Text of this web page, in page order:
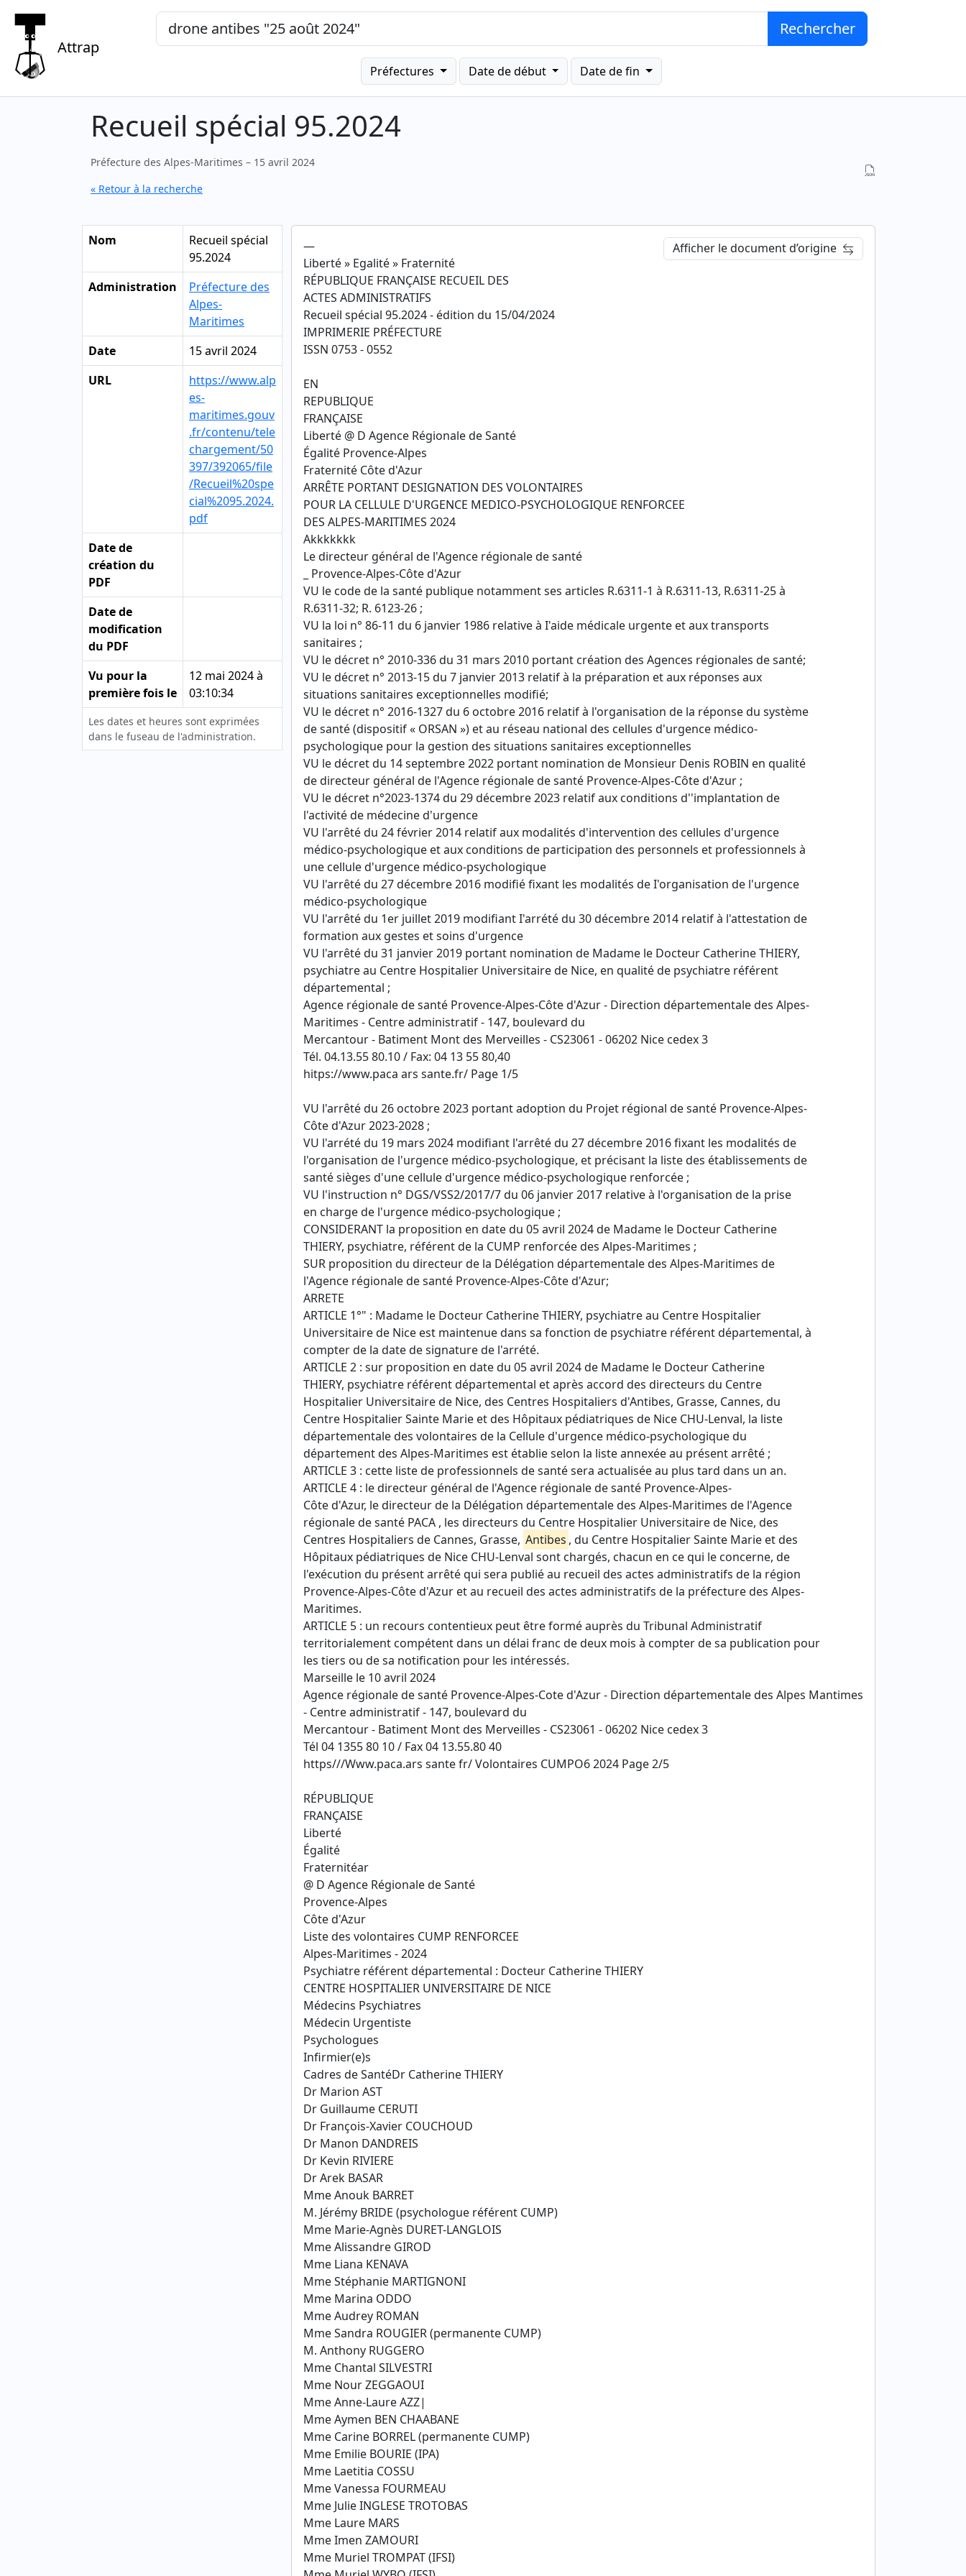
Attrap
Mots-clés, "expression exacte" Rechercher
Préfectures Date de début Date de fin
Recueil spécial 95.2024
Préfecture des Alpes-Maritimes – 15 avril 2024
« Retour à la recherche
Nom
Recueil spécial
95.2024
Administration
Préfecture des
Alpes-
Maritimes
Date
15 avril 2024
URL
https://www.alp
es-
maritimes.gouv
.fr/contenu/tele
chargement/50
397/392065/file
/Recueil%20spe
cial%2095.2024.
pdf
Date de
création du
PDF
Date de
modification
du PDF
Vu pour la
première fois le
12 mai 2024 à
03:10:34
Les dates et heures sont exprimées
dans le fuseau de l'administration.
Afficher le document d’origine
—
Liberté » Egalité » Fraternité
RÉPUBLIQUE FRANÇAISE RECUEIL DES
ACTES ADMINISTRATIFS
Recueil spécial 95.2024 - édition du 15/04/2024
IMPRIMERIE PRÉFECTURE
ISSN 0753 - 0552
EN
REPUBLIQUE
FRANÇAISE
Liberté @ D Agence Régionale de Santé
Égalité Provence-Alpes
Fraternité Côte d'Azur
ARRÊTE PORTANT DESIGNATION DES VOLONTAIRES
POUR LA CELLULE D'URGENCE MEDICO-PSYCHOLOGIQUE RENFORCEE
DES ALPES-MARITIMES 2024
Akkkkkkk
Le directeur général de l'Agence régionale de santé
_ Provence-Alpes-Côte d'Azur
VU le code de la santé publique notamment ses articles R.6311-1 à R.6311-13, R.6311-25 à
R.6311-32; R. 6123-26 ;
VU la loi n° 86-11 du 6 janvier 1986 relative à I'aide médicale urgente et aux transports
sanitaires ;
VU le décret n° 2010-336 du 31 mars 2010 portant création des Agences régionales de santé;
VU le décret n° 2013-15 du 7 janvier 2013 relatif à la préparation et aux réponses aux
situations sanitaires exceptionnelles modifié;
VU le décret n° 2016-1327 du 6 octobre 2016 relatif à l'organisation de la réponse du système
de santé (dispositif « ORSAN ») et au réseau national des cellules d'urgence médico-
psychologique pour la gestion des situations sanitaires exceptionnelles
VU le décret du 14 septembre 2022 portant nomination de Monsieur Denis ROBIN en qualité
de directeur général de l'Agence régionale de santé Provence-Alpes-Côte d'Azur ;
VU le décret n°2023-1374 du 29 décembre 2023 relatif aux conditions d''implantation de
l'activité de médecine d'urgence
VU l'arrêté du 24 février 2014 relatif aux modalités d'intervention des cellules d'urgence
médico-psychologique et aux conditions de participation des personnels et professionnels à
une cellule d'urgence médico-psychologique
VU l'arrêté du 27 décembre 2016 modifié fixant les modalités de I'organisation de l'urgence
médico-psychologique
VU l'arrêté du 1er juillet 2019 modifiant I'arrété du 30 décembre 2014 relatif à l'attestation de
formation aux gestes et soins d'urgence
VU l'arrêté du 31 janvier 2019 portant nomination de Madame le Docteur Catherine THIERY,
psychiatre au Centre Hospitalier Universitaire de Nice, en qualité de psychiatre référent
départemental ;
Agence régionale de santé Provence-Alpes-Côte d'Azur - Direction départementale des Alpes-
Maritimes - Centre administratif - 147, boulevard du
Mercantour - Batiment Mont des Merveilles - CS23061 - 06202 Nice cedex 3
Tél. 04.13.55 80.10 / Fax: 04 13 55 80,40
hitps://www.paca ars sante.fr/ Page 1/5
VU l'arrêté du 26 octobre 2023 portant adoption du Projet régional de santé Provence-Alpes-
Côte d'Azur 2023-2028 ;
VU l'arrété du 19 mars 2024 modifiant l'arrêté du 27 décembre 2016 fixant les modalités de
l'organisation de l'urgence médico-psychologique, et précisant la liste des établissements de
santé sièges d'une cellule d'urgence médico-psychologique renforcée ;
VU l'instruction n° DGS/VSS2/2017/7 du 06 janvier 2017 relative à l'organisation de la prise
en charge de l'urgence médico-psychologique ;
CONSIDERANT la proposition en date du 05 avril 2024 de Madame le Docteur Catherine
THIERY, psychiatre, référent de la CUMP renforcée des Alpes-Maritimes ;
SUR proposition du directeur de la Délégation départementale des Alpes-Maritimes de
l'Agence régionale de santé Provence-Alpes-Côte d'Azur;
ARRETE
ARTICLE 1°" : Madame le Docteur Catherine THIERY, psychiatre au Centre Hospitalier
Universitaire de Nice est maintenue dans sa fonction de psychiatre référent départemental, à
compter de la date de signature de l'arrété.
ARTICLE 2 : sur proposition en date du 05 avril 2024 de Madame le Docteur Catherine
THIERY, psychiatre référent départemental et après accord des directeurs du Centre
Hospitalier Universitaire de Nice, des Centres Hospitaliers d'Antibes, Grasse, Cannes, du
Centre Hospitalier Sainte Marie et des Hôpitaux pédiatriques de Nice CHU-Lenval, la liste
départementale des volontaires de la Cellule d'urgence médico-psychologique du
département des Alpes-Maritimes est établie selon la liste annexée au présent arrêté ;
ARTICLE 3 : cette liste de professionnels de santé sera actualisée au plus tard dans un an.
ARTICLE 4 : le directeur général de l'Agence régionale de santé Provence-Alpes-
Côte d'Azur, le directeur de la Délégation départementale des Alpes-Maritimes de l'Agence
régionale de santé PACA , les directeurs du Centre Hospitalier Universitaire de Nice, des
Centres Hospitaliers de Cannes, Grasse, Antibes , du Centre Hospitalier Sainte Marie et des
Hôpitaux pédiatriques de Nice CHU-Lenval sont chargés, chacun en ce qui le concerne, de
l'exécution du présent arrêté qui sera publié au recueil des actes administratifs de la région
Provence-Alpes-Côte d'Azur et au recueil des actes administratifs de la préfecture des Alpes-
Maritimes.
ARTICLE 5 : un recours contentieux peut être formé auprès du Tribunal Administratif
territorialement compétent dans un délai franc de deux mois à compter de sa publication pour
les tiers ou de sa notification pour les intéressés.
Marseille le 10 avril 2024
Agence régionale de santé Provence-Alpes-Cote d'Azur - Direction départementale des Alpes Mantimes
- Centre administratif - 147, boulevard du
Mercantour - Batiment Mont des Merveilles - CS23061 - 06202 Nice cedex 3
Tél 04 1355 80 10 / Fax 04 13.55.80 40
https///Www.paca.ars sante fr/ Volontaires CUMPO6 2024 Page 2/5
RÉPUBLIQUE
FRANÇAISE
Liberté
Égalité
Fraternitéar
@ D Agence Régionale de Santé
Provence-Alpes
Côte d'Azur
Liste des volontaires CUMP RENFORCEE
Alpes-Maritimes - 2024
Psychiatre référent départemental : Docteur Catherine THIERY
CENTRE HOSPITALIER UNIVERSITAIRE DE NICE
Médecins Psychiatres
Médecin Urgentiste
Psychologues
Infirmier(e)s
Cadres de SantéDr Catherine THIERY
Dr Marion AST
Dr Guillaume CERUTI
Dr François-Xavier COUCHOUD
Dr Manon DANDREIS
Dr Kevin RIVIERE
Dr Arek BASAR
Mme Anouk BARRET
M. Jérémy BRIDE (psychologue référent CUMP)
Mme Marie-Agnès DURET-LANGLOIS
Mme Alissandre GIROD
Mme Liana KENAVA
Mme Stéphanie MARTIGNONI
Mme Marina ODDO
Mme Audrey ROMAN
Mme Sandra ROUGIER (permanente CUMP)
M. Anthony RUGGERO
Mme Chantal SILVESTRI
Mme Nour ZEGGAOUI
Mme Anne-Laure AZZ|
Mme Aymen BEN CHAABANE
Mme Carine BORREL (permanente CUMP)
Mme Emilie BOURIE (IPA)
Mme Laetitia COSSU
Mme Vanessa FOURMEAU
Mme Julie INGLESE TROTOBAS
Mme Laure MARS
Mme Imen ZAMOURI
Mme Muriel TROMPAT (IFSI)